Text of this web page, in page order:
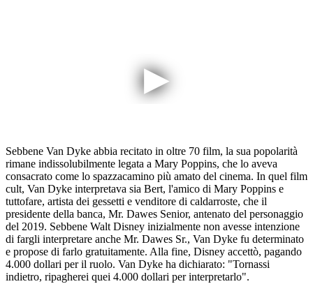
Sebbene Van Dyke abbia recitato in oltre 70 film, la sua popolarità
rimane indissolubilmente legata a Mary Poppins, che lo aveva
consacrato come lo spazzacamino più amato del cinema. In quel film
cult, Van Dyke interpretava sia Bert, l'amico di Mary Poppins e
tuttofare, artista dei gessetti e venditore di caldarroste, che il
presidente della banca, Mr. Dawes Senior, antenato del personaggio
del 2019. Sebbene Walt Disney inizialmente non avesse intenzione
di fargli interpretare anche Mr. Dawes Sr., Van Dyke fu determinato
e propose di farlo gratuitamente. Alla fine, Disney accettò, pagando
4.000 dollari per il ruolo. Van Dyke ha dichiarato: "Tornassi
indietro, ripagherei quei 4.000 dollari per interpretarlo".